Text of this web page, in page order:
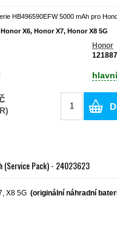
HB496590EFW 5000 mAh pro
X6, HonorX7, HonorX8 5G
Honor
121887
(Service Pack) - 24023623
X8 5G (originální náhradní